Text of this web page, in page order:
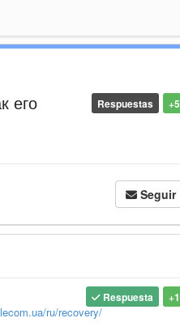
+5
Respuestas
его
Seguir
+1
Respuesta
ru/recovery/